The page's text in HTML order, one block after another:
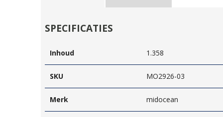
SPECIFICATIES
Inhoud 1.358
SKU MO2926-03
Merk midocean